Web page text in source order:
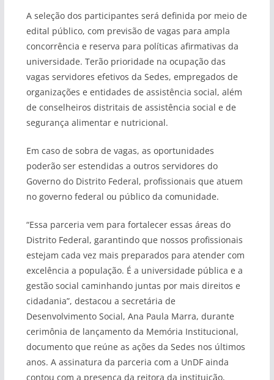
A seleção dos participantes será definida por meio de
edital público, com previsão de vagas para ampla
concorrência e reserva para políticas afirmativas da
universidade. Terão prioridade na ocupação das
vagas servidores efetivos da Sedes, empregados de
organizações e entidades de assistência social, além
de conselheiros distritais de assistência social e de
segurança alimentar e nutricional.
Em caso de sobra de vagas, as oportunidades
poderão ser estendidas a outros servidores do
Governo do Distrito Federal, profissionais que atuem
no governo federal ou público da comunidade.
“Essa parceria vem para fortalecer essas áreas do
Distrito Federal, garantindo que nossos profissionais
estejam cada vez mais preparados para atender com
excelência a população. É a universidade pública e a
gestão social caminhando juntas por mais direitos e
cidadania”, destacou a secretária de
Desenvolvimento Social, Ana Paula Marra, durante
cerimônia de lançamento da Memória Institucional,
documento que reúne as ações da Sedes nos últimos
anos. A assinatura da parceria com a UnDF ainda
contou com a presença da reitora da instituição,